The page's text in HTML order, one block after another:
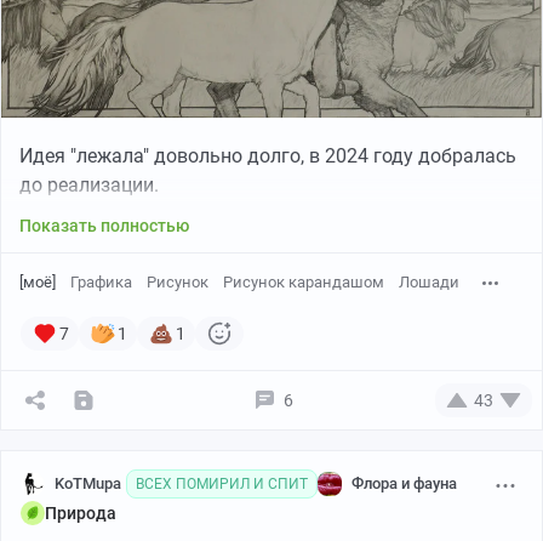
Идея "лежала" довольно долго, в 2024 году добралась
до реализации.
Показать полностью
[моё] Графика Рисунок Рисунок карандашом Лошади
7 1 1
6 43
KoTMupa ВСЕХ ПОМИРИЛ И СПИТ Флора и фауна
Природа